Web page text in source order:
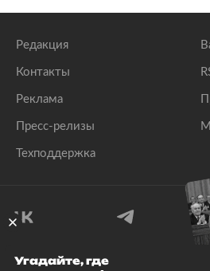
Редакция
Контакты
Реклама
Пресс-релизы
Техподдержка
Угадайте, где